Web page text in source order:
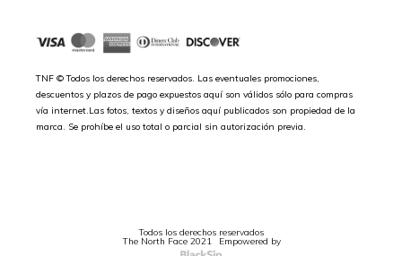
TNF © Todos los derechos reservados. Las eventuales promociones,
descuentos y plazos de pago expuestos aquí son válidos sólo para compras
vía internet.Las fotos, textos y diseños aquí publicados son propiedad de la
marca. Se prohíbe el uso total o parcial sin autorización previa.
Todos los derechos reservados
The North Face 2021 Empowered by